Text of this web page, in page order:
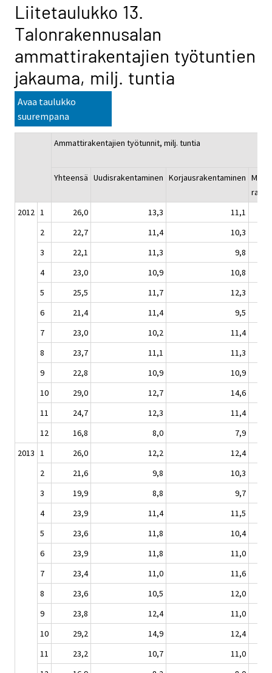
Liitetaulukko 13.
Talonrakennusalan
ammattirakentajien työtuntien
jakauma, milj. tuntia
Avaa taulukko
suurempana
Ammattirakentajien työtunnit, milj. tuntia
Yhteensä Uudisrakentaminen Korjausrakentaminen Muu
2012 1 26,0 13,3
11,1
2
22,7 11,4
10,3
3
22,1 11,3
9,8
4
23,0 10,9
10,8
5
25,5 11,7
12,3
6
21,4 11,4
9,5
7
23,0 10,2
11,4
8
23,7 11,1
11,3
9
22,8 10,9
10,9
10
29,0 12,7
14,6
11
24,7 12,3
11,4
12
16,8 8,0
7,9
2013 1 26,0 12,2
12,4
2
21,6 9,8
10,3
3
19,9 8,8
9,7
4
23,9 11,4
11,5
5
23,6 11,8
10,4
6
23,9 11,8
11,0
7
23,4 11,0
11,6
8
23,6 10,5
12,0
9
23,8 12,4
11,0
10
29,2 14,9
12,4
11
23,2 10,7
11,0